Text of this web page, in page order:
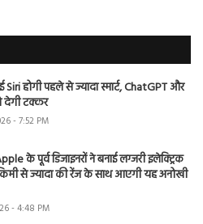
Siri होगी पहले से ज्यादा स्मार्ट, ChatGPT और
टक्कर
- 7:52 PM
के पूर्व डिजाइनरों ने बनाई लग्जरी इलेक्ट्रिक
से ज्यादा की रेंज के साथ आएगी यह अनोखी
- 4:48 PM